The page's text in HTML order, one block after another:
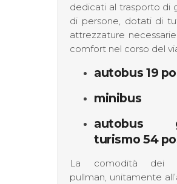
dedicati al trasporto di
di persone, dotati di
attrezzature
comfort nel corso del
autobus 19
minibus
autobus
turismo 54
La comodità dei
pullman, unitamente